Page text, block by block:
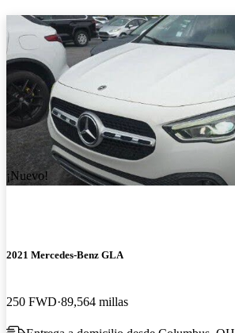
¡Nuevo!
2021 Mercedes-Benz GLA
250 FWD 89,564 millas